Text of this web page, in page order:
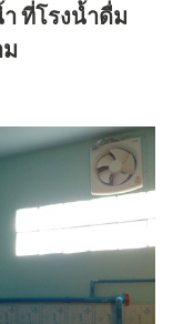
ที่โรงน้ำดื่ม